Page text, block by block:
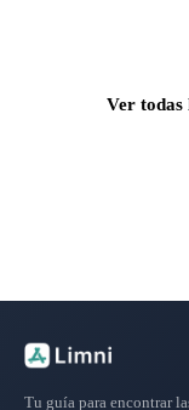
Ver
Tu guía para encontrar